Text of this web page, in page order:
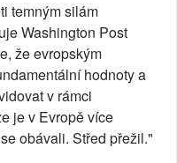
temným silám
Washington Post
že evropským
hodnoty a
v rámci
je v Evropě více
obávali. Střed přežil."